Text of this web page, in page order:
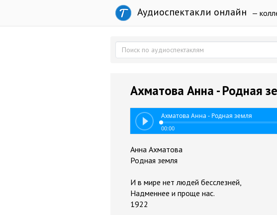
Аудиоспектакли онлайн —
Ахматова Анна - Родная
Ахматова Анна - Родная земля
00:00
Анна Ахматова
Родная земля
И в мире нет людей бесслезней,
Надменнее и проще нас.
1922